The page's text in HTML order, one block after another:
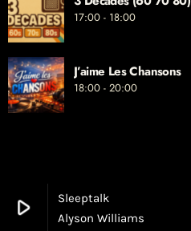
play_arrow
Sleeptalk
Alyson Williams
17:00 - 18:00
J’aime Les Chansons
18:00 - 20:00